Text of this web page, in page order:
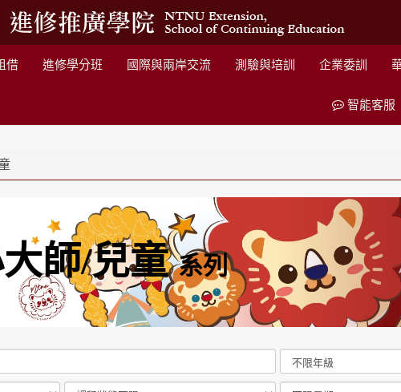
借 進修學分班 國際與兩岸交流 測驗與培訓 企業委訓
智能客服
師/兒童 系列